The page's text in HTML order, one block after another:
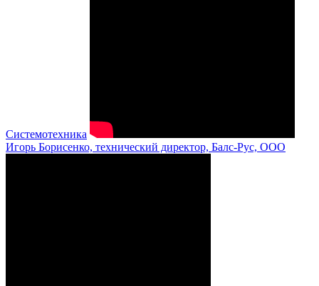
Системотехника
Игорь Борисенко, технический директор, Балс-Рус, ООО